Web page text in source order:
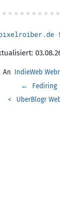
·
An IndieWeb
←
Fediring
<
UberBlogr